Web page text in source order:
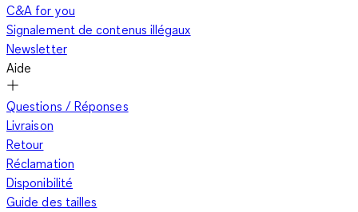
C&A for you
Signalement de contenus illégaux
Newsletter
Aide
Questions / Réponses
Livraison
Retour
Réclamation
Disponibilité
Guide des tailles